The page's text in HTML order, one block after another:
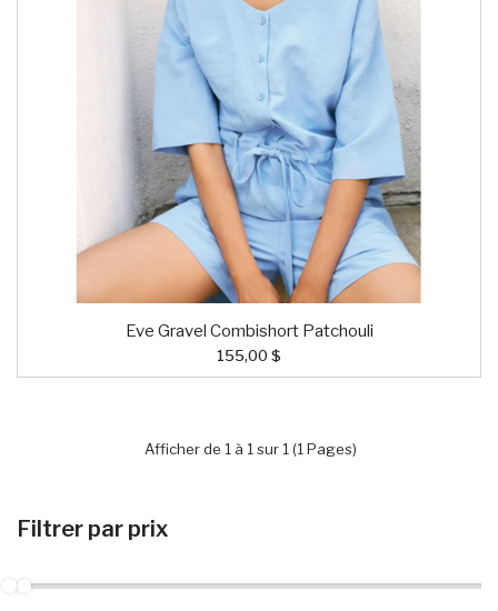
Filtrer par prix
Eve Gravel Combishort Patchouli
155,00 $
Afficher de 1 à 1 sur 1 (1 Pages)